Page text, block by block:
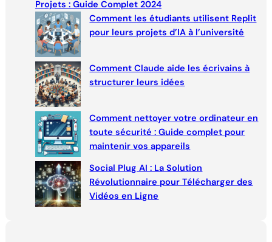
Projets : Guide Complet 2024
Comment les étudiants utilisent Replit
pour leurs projets d’IA à l’université
Comment Claude aide les écrivains à
structurer leurs idées
Comment nettoyer votre ordinateur en
toute sécurité : Guide complet pour
maintenir vos appareils
Social Plug AI : La Solution
Révolutionnaire pour Télécharger des
Vidéos en Ligne